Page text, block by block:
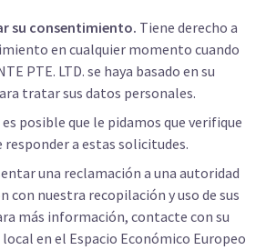
su consentimiento. Tiene derecho a
en cualquier momento cuando
PTE. LTD. se haya basado en su
tratar sus datos personales.
posible que le pidamos que verifique
responder a estas solicitudes.
una reclamación a una autoridad
con nuestra recopilación y uso de sus
más información, contacte con su
en el Espacio Económico Europeo